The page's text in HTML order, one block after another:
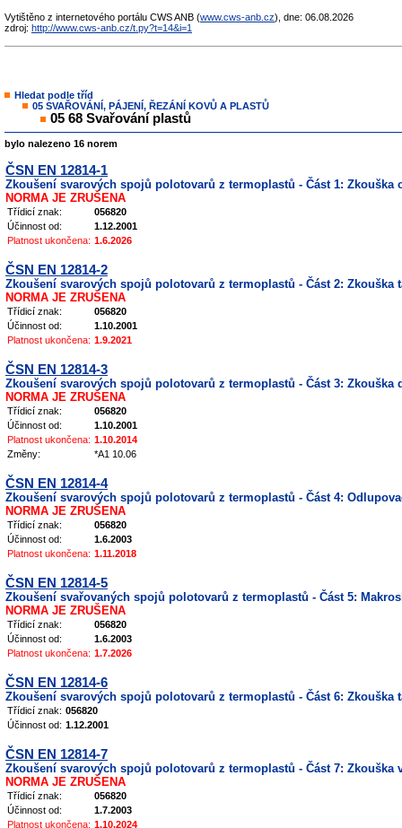
Vytištěno z internetového portálu CWS ANB (www.cws-anb.cz), dne: 06.08.2026
zdroj: http://www.cws-anb.cz/t.py?t=14&i=1
Hledat podle tříd
05 SVAŘOVÁNÍ, PÁJENÍ, ŘEZÁNÍ KOVŮ A PLASTŮ
05 68 Svařování plastů
bylo nalezeno 16 norem
ČSN EN 12814-1
Zkoušení svarových spojů polotovarů z termoplastů - Část 1: Zkouška
NORMA JE ZRUŠENA
Třídicí znak:
056820
Účinnost od:
1.12.2001
Platnost ukončena: 1.6.2026
ČSN EN 12814-2
Zkoušení svarových spojů polotovarů z termoplastů - Část 2: Zkouška
NORMA JE ZRUŠENA
Třídicí znak:
056820
Účinnost od:
1.10.2001
Platnost ukončena: 1.9.2021
ČSN EN 12814-3
Zkoušení svarových spojů polotovarů z termoplastů - Část 3: Zkouška
NORMA JE ZRUŠENA
Třídicí znak:
056820
Účinnost od:
1.10.2001
Platnost ukončena: 1.10.2014
Změny:
*A1 10.06
ČSN EN 12814-4
Zkoušení svarových spojů polotovarů z termoplastů - Část 4:
NORMA JE ZRUŠENA
Třídicí znak:
056820
Účinnost od:
1.6.2003
Platnost ukončena: 1.11.2018
ČSN EN 12814-5
Zkoušení svařovaných spojů polotovarů z termoplastů - Část 5:
NORMA JE ZRUŠENA
Třídicí znak:
056820
Účinnost od:
1.6.2003
Platnost ukončena: 1.7.2026
ČSN EN 12814-6
Zkoušení svarových spojů polotovarů z termoplastů - Část 6: Zkouška
Třídicí znak: 056820
Účinnost od: 1.12.2001
ČSN EN 12814-7
Zkoušení svarových spojů polotovarů z termoplastů - Část 7:
NORMA JE ZRUŠENA
Třídicí znak:
056820
Účinnost od:
1.7.2003
Platnost ukončena: 1.10.2024